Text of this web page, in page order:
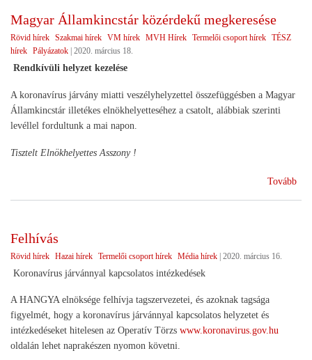
Magyar Államkincstár közérdekű megkeresése
Rövid hírek Szakmai hírek VM hírek MVH Hírek Termelői csoport hírek TÉSZ
hírek Pályázatok 2020. március 18.
Rendkívüli helyzet kezelése
A koronavírus járvány miatti veszélyhelyzettel összefüggésben a Magyar
Államkincstár illetékes elnökhelyetteséhez a csatolt, alábbiak szerinti
levéllel fordultunk a mai napon.
Tisztelt Elnökhelyettes Asszony !
Tovább
Felhívás
Rövid hírek Hazai hírek Termelői csoport hírek Média hírek | 2020. március 16.
Koronavírus járvánnyal kapcsolatos intézkedések
A HANGYA elnöksége felhívja tagszervezetei, és azoknak tagsága
figyelmét, hogy a koronavírus járvánnyal kapcsolatos helyzetet és
intézkedéseket hitelesen az Operatív Törzs www.koronavirus.gov.hu
oldalán lehet naprakészen nyomon követni.